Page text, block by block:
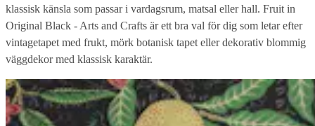
klassisk känsla som passar i vardagsrum, matsal eller hall. Fruit in
Original Black - Arts and Crafts är ett bra val för dig som letar efter
vintagetapet med frukt, mörk botanisk tapet eller dekorativ blommig
väggdekor med klassisk karaktär.